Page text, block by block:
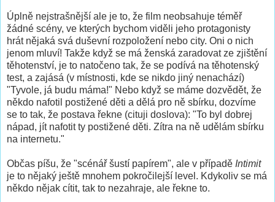
Úplně nejstrašnější ale je to, že film neobsahuje téměř
žádné scény, ve kterých bychom viděli jeho protagonisty
hrát nějaká svá duševní rozpoložení nebo city. Oni o nich
jenom mluví! Takže když se má ženská zaradovat ze zjištění
těhotenství, je to natočeno tak, že se podívá na těhotenský
test, a zajásá (v místnosti, kde se nikdo jiný nenachází)
"Tyvole, já budu máma!" Nebo když se máme dozvědět, že
někdo nafotil postižené děti a dělá pro ně sbírku, dozvíme
se to tak, že postava řekne (cituji doslova): "To byl dobrej
nápad, jít nafotit ty postižené děti. Zítra na ně udělám sbírku
na internetu."
Občas píšu, že "scénář šustí papírem", ale v případě Intimit
je to nějaký ještě mnohem pokročilejší level. Kdykoliv se má
někdo nějak cítit, tak to nezahraje, ale řekne to.